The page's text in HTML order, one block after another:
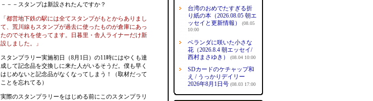
－－－スタンプは新設されたんですか？
「都営地下鉄の駅には全てスタンプがもとからありまし
て、荒川線もスタンプが過去に使ったものが倉庫にあっ
たのでそれを使ってます。日暮里・舎人ライナーだけ新
設しました。」
スタンプラリー実施初日（8月1日）の11時にはやくも達
成して記念品を交換しに来た人がいるそうだ。僕も早く
はじめないと記念品がなくなってしまう！（取材だって
ことを忘れてる）
実際のスタンプラリーをはじめる前にこのスタンプラリ
台湾のおめでたすぎる折
り紙の本（2026.08.05 朝エ
ッセイと更新情報）
(08.05
10:00
ベランダに咲いた小さな
花（2026.8.4 朝エッセイ/
西村まさゆき）
(08.04 10:00
SDカードのケチャップ和
え / うっかりデイリー
2026年8月1日号 (08.03 17:00